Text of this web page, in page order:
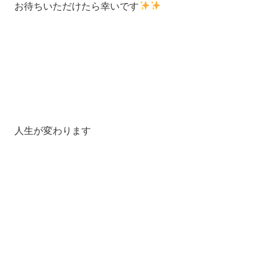
お待ちいただけたら幸いです
人生が変わります